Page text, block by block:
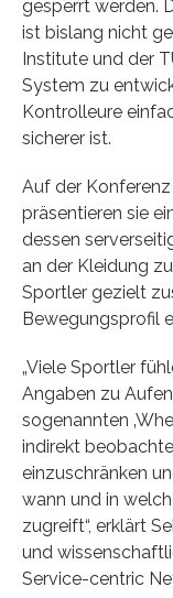
gesperrt werden.
ist bislang nicht
Institute und der
System zu
Kontrolleure
sicherer ist.
Auf der
präsentieren sie
dessen
an der Kleidung
Sportler gezielt
Bewegungsprofil
„Viele Sportler
Angaben zu
sogenannten
indirekt
einzuschränken
wann und in
zugreift“, erklärt
und
Service-centric